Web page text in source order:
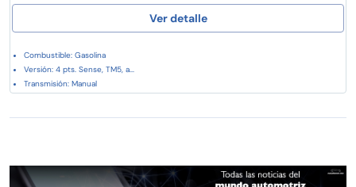
Ver detalle
Combustible: Gasolina
Versión: 4 pts. Sense, TM5, a...
Transmisión: Manual